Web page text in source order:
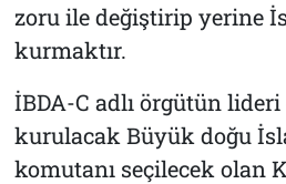
zoru ile değiştirip yerine
kurmaktır.
İBDA-C adlı örgütün
kurulacak Büyük doğu
komutanı seçilecek olan